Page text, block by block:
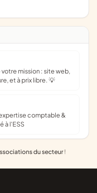
et à prix libre. 💡
à l'ESS
du secteur !